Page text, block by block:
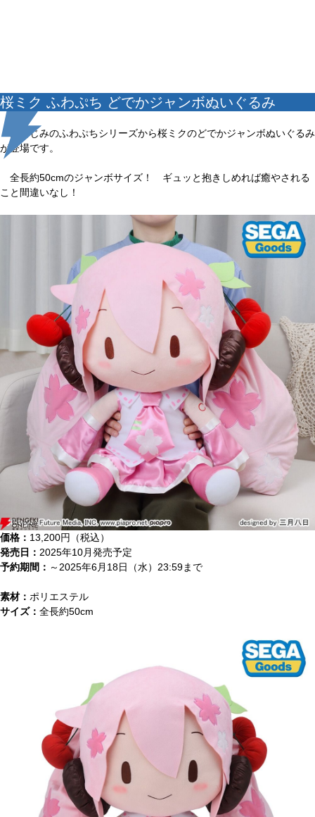
桜ミク ふわぷち どでかジャンボぬいぐるみ
おなじみのふわぷちシリーズから桜ミクのどでかジャンボぬいぐるみ
が登場です。
全長約50cmのジャンボサイズ！ ギュッと抱きしめれば癒やされる
こと間違いなし！
価格： 13,200円（税込）
発売日： 2025年10月発売予定
予約期間： ～2025年6月18日（水）23:59まで
素材： ポリエステル
サイズ： 全長約50cm